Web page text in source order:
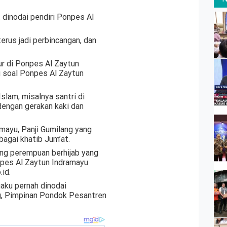
pendiri Ponpes Al
jadi perbincangan, dan
di Ponpes Al Zaytun
Ponpes Al Zaytun
misalnya santri di
gerakan kaki dan
Panji Gumilang yang
khatib Jum’at.
perempuan berhijab yang
Al Zaytun Indramayu
pernah dinodai
Pimpinan Pondok Pesantren